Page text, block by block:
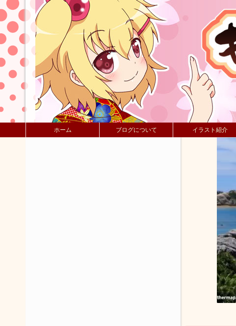
ホーム ブログについて イラスト紹介